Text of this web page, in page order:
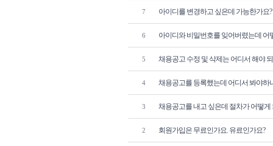
7 아이디를 변경하고 싶은데 가능한가요?
6 아이디와 비밀번호를 잊어버렸는데 어
5 채용공고 수정 및 삭제는 어디서 해야
4 채용공고를 등록했는데 어디서 봐야하
3 채용공고를 내고 싶은데 절차가 어떻게
2 회원가입은 무료인가요. 유료인가요?